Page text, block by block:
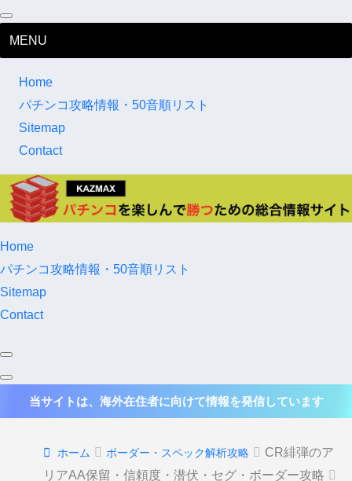
MENU
Home
パチンコ攻略情報・50音順リスト
Sitemap
Contact
Home
パチンコ攻略情報・50音順リスト
Sitemap
Contact
当サイトは、海外在住者に向けて情報を発信しています
ホーム ボーダー・スペック解析攻略
CR緋弾のア
リアAA保留・信頼度・潜伏・セグ・ボーダー攻略